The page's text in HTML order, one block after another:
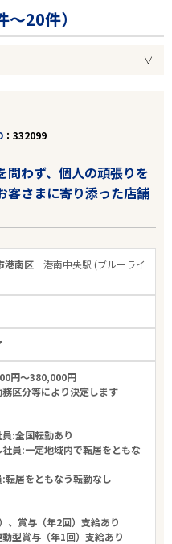
20件）
332099
問わず、個人の頑張りを
客さまに寄り添った店舗
港南区港南中央駅 (ブルーライ
円～380,000円
区分等により決定します
:全国転勤あり
社員:一定地域内で転居をともな
:転居をともなう転勤なし
、賞与（年2回）支給あり
動型賞与（年1回）支給あり